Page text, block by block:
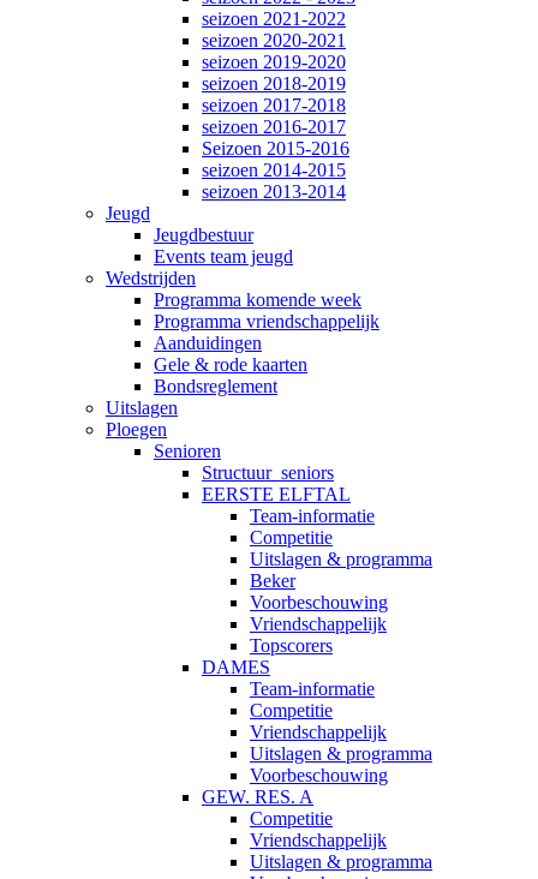
seizoen 2021-2022
seizoen 2020-2021
seizoen 2019-2020
seizoen 2018-2019
seizoen 2017-2018
seizoen 2016-2017
Seizoen 2015-2016
seizoen 2014-2015
seizoen 2013-2014
Jeugd
Jeugdbestuur
Events team jeugd
Wedstrijden
Programma komende week
Programma vriendschappelijk
Aanduidingen
Gele & rode kaarten
Bondsreglement
Uitslagen
Ploegen
Senioren
Structuur_seniors
EERSTE ELFTAL
Team-informatie
Competitie
Uitslagen & programma
Beker
Voorbeschouwing
Vriendschappelijk
Topscorers
DAMES
Team-informatie
Competitie
Vriendschappelijk
Uitslagen & programma
Voorbeschouwing
GEW. RES. A
Competitie
Vriendschappelijk
Uitslagen & programma